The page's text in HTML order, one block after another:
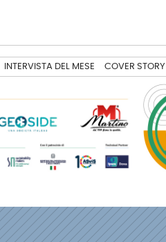
INTERVISTA DEL MESE COVER STORY